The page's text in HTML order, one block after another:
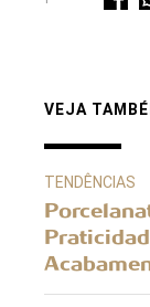
VEJA
TENDÊNCIAS